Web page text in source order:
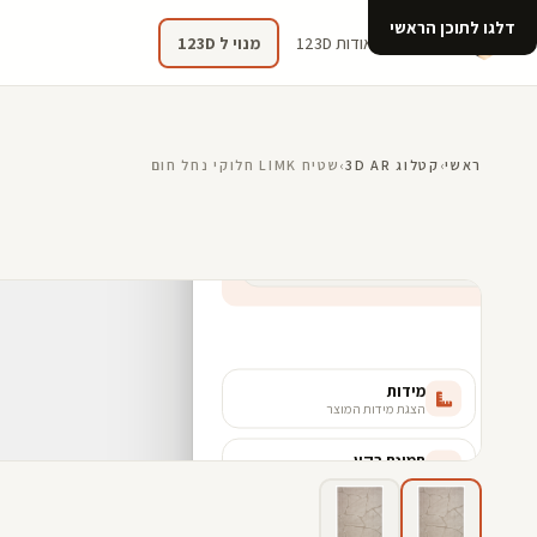
דלגו לתוכן הראשי
קטלוג אודות 123D מנוי ל 123D
ראשי› קטלוג 3D AR › שטיח LIMK חלוקי נחל חום